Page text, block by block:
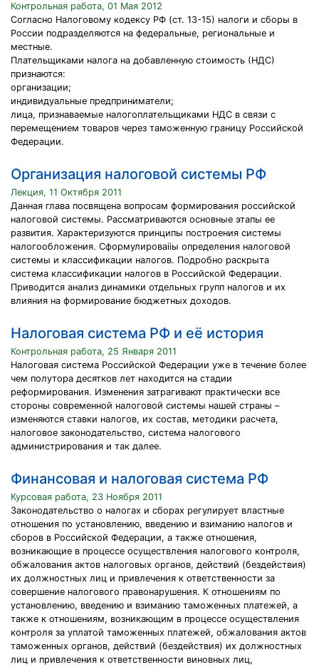
Контрольная работа, 01 Мая 2012
Согласно Налоговому кодексу РФ (ст. 13-15) налоги и сборы в
России подразделяются на федеральные, региональные и
местные.
Плательщиками налога на добавленную стоимость (НДС)
признаются:
организации;
индивидуальные предприниматели;
лица, признаваемые налогоплательщиками НДС в связи с
перемещением товаров через таможенную границу Российской
Федерации.
Организация налоговой системы РФ
Лекция, 11 Октября 2011
Данная глава посвящена вопросам формирования российской
налоговой системы. Рассматриваются основные этапы ее
развития. Характеризуются принципы построения системы
налогообложения. Сформулироваiiы определения налоговой
системы и классификации налогов. Подробно раскрыта
система классификации налогов в Российской Федерации.
Приводится анализ динамики отдельных групп налогов и их
влияния на формирование бюджетных доходов.
Налоговая система РФ и её история
Контрольная работа, 25 Января 2011
Налоговая система Российской Федерации уже в течение более
чем полутора десятков лет находится на стадии
реформирования. Изменения затрагивают практически все
стороны современной налоговой системы нашей страны –
изменяются ставки налогов, их состав, методики расчета,
налоговое законодательство, система налогового
администрирования и так далее.
Финансовая и налоговая система РФ
Курсовая работа, 23 Ноября 2011
Законодательство о налогах и сборах регулирует властные
отношения по установлению, введению и взиманию налогов и
сборов в Российской Федерации, а также отношения,
возникающие в процессе осуществления налогового контроля,
обжалования актов налоговых органов, действий (бездействия)
их должностных лиц и привлечения к ответственности за
совершение налогового правонарушения. К отношениям по
установлению, введению и взиманию таможенных платежей, а
также к отношениям, возникающим в процессе осуществления
контроля за уплатой таможенных платежей, обжалования актов
таможенных органов, действий (бездействия) их должностных
лиц и привлечения к ответственности виновных лиц,